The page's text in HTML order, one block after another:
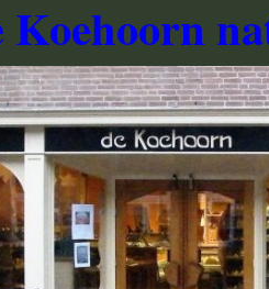
Koehoorn